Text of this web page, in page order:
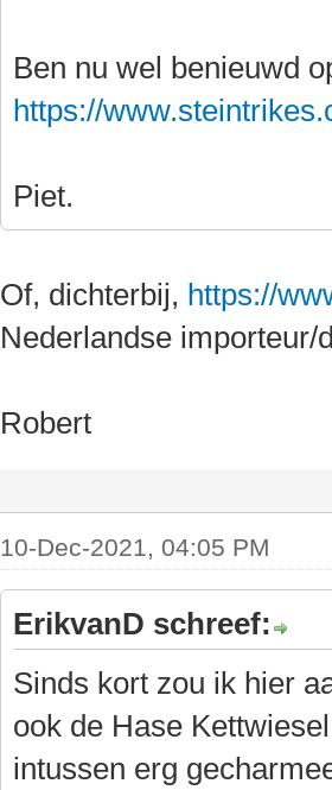
Ben nu wel benieuwd
https://
Piet.
Of, dichterbij, https://
Nederlandse
Robert
10-Dec-2021, 04:05 PM
ErikvanD schreef:
Sinds kort zou ik hier
ook de Hase
intussen erg